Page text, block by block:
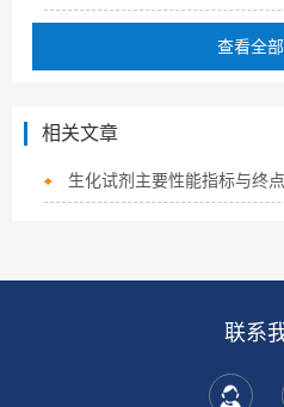
查看全
相关文章
生化试剂主要性能指标与终
联系